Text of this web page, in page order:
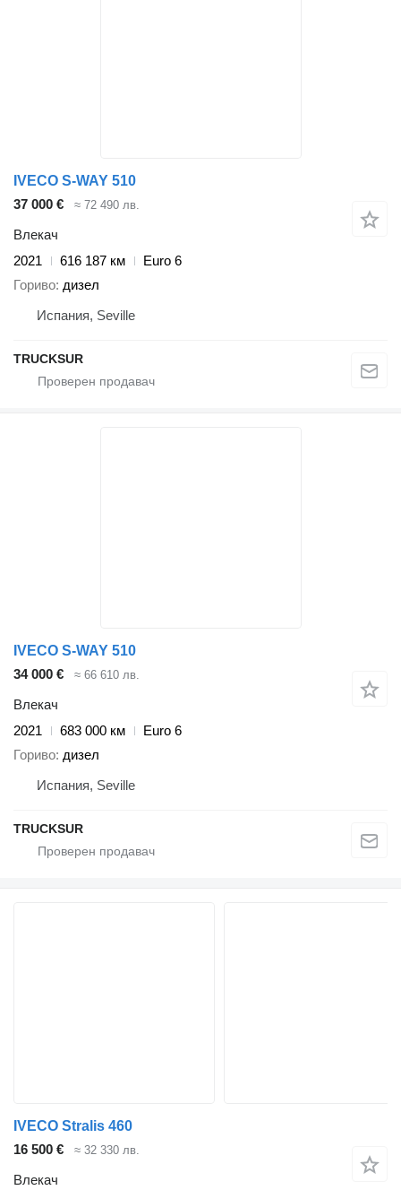
IVECO S-WAY 510
37 000 €
≈ 72 490 лв.
Влекач
2021
616 187 км
Euro 6
Гориво дизел
Испания, Seville
TRUCKSUR
IVECO S-WAY 510
34 000 €
≈ 66 610 лв.
Влекач
2021
683 000 км
Euro 6
Гориво дизел
Испания, Seville
TRUCKSUR
IVECO Stralis 460
16 500 €
≈ 32 330 лв.
Влекач